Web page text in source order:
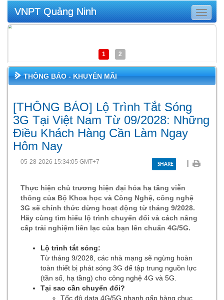
Toggle
VNPT Quảng Ninh
1 2
THÔNG BÁO - KHUYẾN MÃI
[THÔNG BÁO] Lộ Trình Tắt Sóng
3G Tại Việt Nam Từ 09/2028: Những
Điều Khách Hàng Cần Làm Ngay
Hôm Nay
05-28-2026 15:34:05 GMT+7 SHARE |
Thực hiện chủ trương hiện đại hóa hạ tầng viễn
thông của Bộ Khoa học và Công Nghệ, công nghệ
3G sẽ chính thức dừng hoạt động từ tháng 9/2028.
Hãy cùng tìm hiểu lộ trình chuyển đổi và cách nâng
cấp trải nghiệm liên lạc của bạn lên chuẩn 4G/5G.
Lộ trình tắt sóng:
Từ tháng 9/2028, các nhà mạng sẽ ngừng hoàn
toàn thiết bị phát sóng 3G để tập trung nguồn lực
(tần số, hạ tầng) cho công nghệ 4G và 5G.
Tại sao cần chuyển đổi?
Tốc độ data 4G/5G nhanh gấp hàng chục